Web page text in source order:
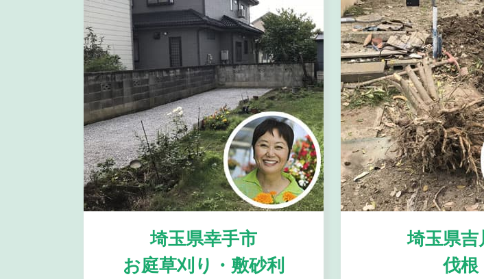
埼玉県幸手市
お庭草刈り・敷砂利
埼玉県吉
伐根